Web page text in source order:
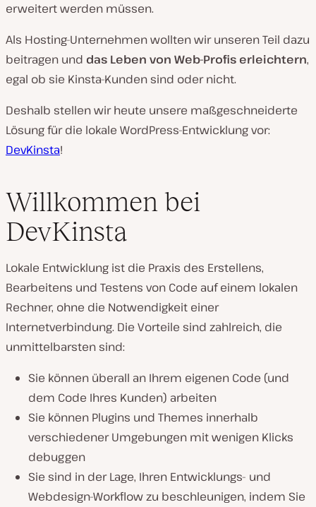
erweitert werden müssen.
Als Hosting-Unternehmen wollten wir unseren Teil dazu
beitragen und das Leben von Web-Profis erleichtern,
egal ob sie Kinsta-Kunden sind oder nicht.
Deshalb stellen wir heute unsere maßgeschneiderte
Lösung für die lokale WordPress-Entwicklung vor:
DevKinsta!
Willkommen bei
DevKinsta
Lokale Entwicklung ist die Praxis des Erstellens,
Bearbeitens und Testens von Code auf einem lokalen
Rechner, ohne die Notwendigkeit einer
Internetverbindung. Die Vorteile sind zahlreich, die
unmittelbarsten sind:
Sie können überall an Ihrem eigenen Code (und
dem Code Ihres Kunden) arbeiten
Sie können Plugins und Themes innerhalb
verschiedener Umgebungen mit wenigen Klicks
debuggen
Sie sind in der Lage, Ihren Entwicklungs- und
Webdesign-Workflow zu beschleunigen, indem Sie